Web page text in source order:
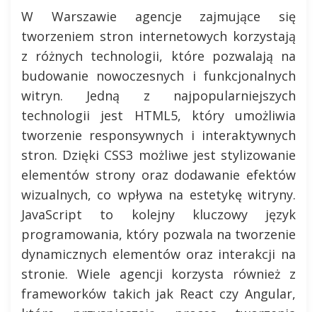
W Warszawie agencje zajmujące się
tworzeniem stron internetowych korzystają
z różnych technologii, które pozwalają na
budowanie nowoczesnych i funkcjonalnych
witryn. Jedną z najpopularniejszych
technologii jest HTML5, który umożliwia
tworzenie responsywnych i interaktywnych
stron. Dzięki CSS3 możliwe jest stylizowanie
elementów strony oraz dodawanie efektów
wizualnych, co wpływa na estetykę witryny.
JavaScript to kolejny kluczowy język
programowania, który pozwala na tworzenie
dynamicznych elementów oraz interakcji na
stronie. Wiele agencji korzysta również z
frameworków takich jak React czy Angular,